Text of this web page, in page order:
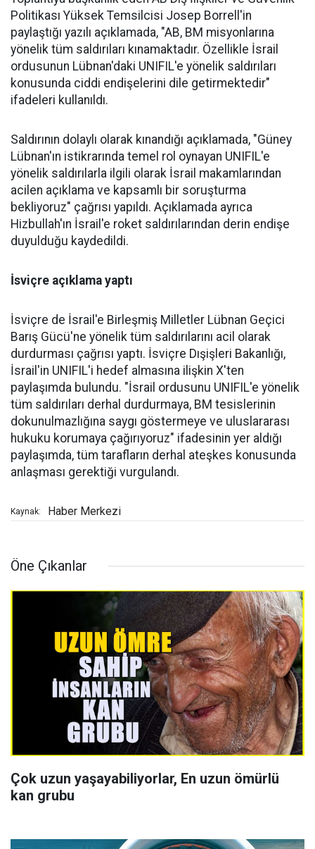
Politikası Yüksek Temsilcisi Josep Borrell'in
paylaştığı yazılı açıklamada, "AB, BM misyonlarına
yönelik tüm saldırıları kınamaktadır. Özellikle İsrail
ordusunun Lübnan'daki UNIFIL'e yönelik saldırıları
konusunda ciddi endişelerini dile getirmektedir"
ifadeleri kullanıldı.
Saldırının dolaylı olarak kınandığı açıklamada, "Güney
Lübnan'ın istikrarında temel rol oynayan UNIFIL'e
yönelik saldırılarla ilgili olarak İsrail makamlarından
acilen açıklama ve kapsamlı bir soruşturma
bekliyoruz" çağrısı yapıldı. Açıklamada ayrıca
Hizbullah'ın İsrail'e roket saldırılarından derin endişe
duyulduğu kaydedildi.
İsviçre açıklama yaptı
İsviçre de İsrail'e Birleşmiş Milletler Lübnan Geçici
Barış Gücü'ne yönelik tüm saldırılarını acil olarak
durdurması çağrısı yaptı. İsviçre Dışişleri Bakanlığı,
İsrail'in UNIFIL'i hedef almasına ilişkin X'ten
paylaşımda bulundu. "İsrail ordusunu UNIFIL'e yönelik
tüm saldırıları derhal durdurmaya, BM tesislerinin
dokunulmazlığına saygı göstermeye ve uluslararası
hukuku korumaya çağırıyoruz" ifadesinin yer aldığı
paylaşımda, tüm tarafların derhal ateşkes konusunda
anlaşması gerektiği vurgulandı.
Kaynak: Haber Merkezi
Öne Çıkanlar
Çok uzun yaşayabiliyorlar, En uzun ömürlü
kan grubu